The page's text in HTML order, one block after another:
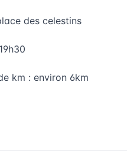
des celestins
km : environ 6km